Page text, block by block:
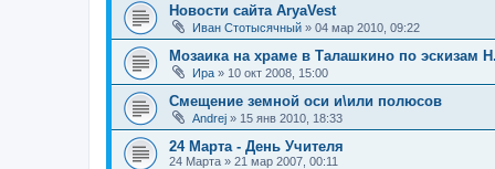
Новости сайта AryaVest
Иван Стотысячный » 04 мар 2010, 09:22
Мозаика на храме в Талашкино по эскизам
Ира » 10 окт 2008, 15:00
Смещение земной оси и\или полюсов
Andrej » 15 янв 2010, 18:33
24 Марта - День Учителя
24 Марта » 21 мар 2007, 00:11